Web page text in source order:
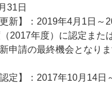
31日
新】：2019年4月1日～
（2017年度）に認定また
新申請の最終機会となり
定】：2017年10月14日